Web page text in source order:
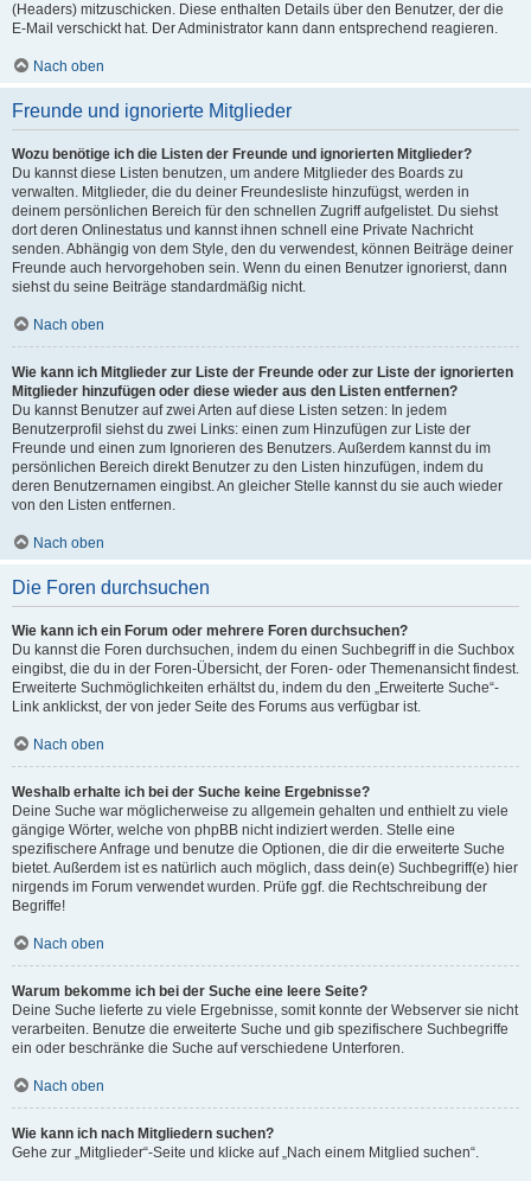
(Headers) mitzuschicken. Diese enthalten Details über den Benutzer, der die
E-Mail verschickt hat. Der Administrator kann dann entsprechend reagieren.
Nach oben
Freunde und ignorierte Mitglieder
Wozu benötige ich die Listen der Freunde und ignorierten Mitglieder?
Du kannst diese Listen benutzen, um andere Mitglieder des Boards zu
verwalten. Mitglieder, die du deiner Freundesliste hinzufügst, werden in
deinem persönlichen Bereich für den schnellen Zugriff aufgelistet. Du siehst
dort deren Onlinestatus und kannst ihnen schnell eine Private Nachricht
senden. Abhängig von dem Style, den du verwendest, können Beiträge deiner
Freunde auch hervorgehoben sein. Wenn du einen Benutzer ignorierst, dann
siehst du seine Beiträge standardmäßig nicht.
Nach oben
Wie kann ich Mitglieder zur Liste der Freunde oder zur Liste der ignorierten
Mitglieder hinzufügen oder diese wieder aus den Listen entfernen?
Du kannst Benutzer auf zwei Arten auf diese Listen setzen: In jedem
Benutzerprofil siehst du zwei Links: einen zum Hinzufügen zur Liste der
Freunde und einen zum Ignorieren des Benutzers. Außerdem kannst du im
persönlichen Bereich direkt Benutzer zu den Listen hinzufügen, indem du
deren Benutzernamen eingibst. An gleicher Stelle kannst du sie auch wieder
von den Listen entfernen.
Nach oben
Die Foren durchsuchen
Wie kann ich ein Forum oder mehrere Foren durchsuchen?
Du kannst die Foren durchsuchen, indem du einen Suchbegriff in die Suchbox
eingibst, die du in der Foren-Übersicht, der Foren- oder Themenansicht findest.
Erweiterte Suchmöglichkeiten erhältst du, indem du den „Erweiterte Suche“-
Link anklickst, der von jeder Seite des Forums aus verfügbar ist.
Nach oben
Weshalb erhalte ich bei der Suche keine Ergebnisse?
Deine Suche war möglicherweise zu allgemein gehalten und enthielt zu viele
gängige Wörter, welche von phpBB nicht indiziert werden. Stelle eine
spezifischere Anfrage und benutze die Optionen, die dir die erweiterte Suche
bietet. Außerdem ist es natürlich auch möglich, dass dein(e) Suchbegriff(e) hier
nirgends im Forum verwendet wurden. Prüfe ggf. die Rechtschreibung der
Begriffe!
Nach oben
Warum bekomme ich bei der Suche eine leere Seite?
Deine Suche lieferte zu viele Ergebnisse, somit konnte der Webserver sie nicht
verarbeiten. Benutze die erweiterte Suche und gib spezifischere Suchbegriffe
ein oder beschränke die Suche auf verschiedene Unterforen.
Nach oben
Wie kann ich nach Mitgliedern suchen?
Gehe zur „Mitglieder“-Seite und klicke auf „Nach einem Mitglied suchen“.